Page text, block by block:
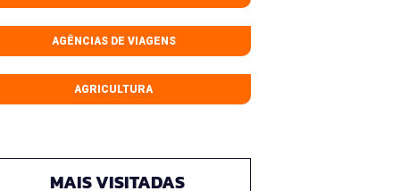
AGÊNCIAS DE VIAGENS
AGRICULTURA
MAIS VISITADAS